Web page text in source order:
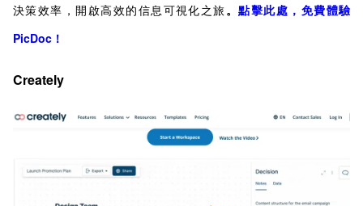
決策效率，開啟高效的信息可視化之旅。點擊此處，免費體驗
PicDoc！
Creately